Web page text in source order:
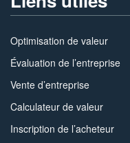
Optimisation de valeur
Évaluation de l’entreprise
Vente d’entreprise
Calculateur de valeur
Inscription de l’acheteur